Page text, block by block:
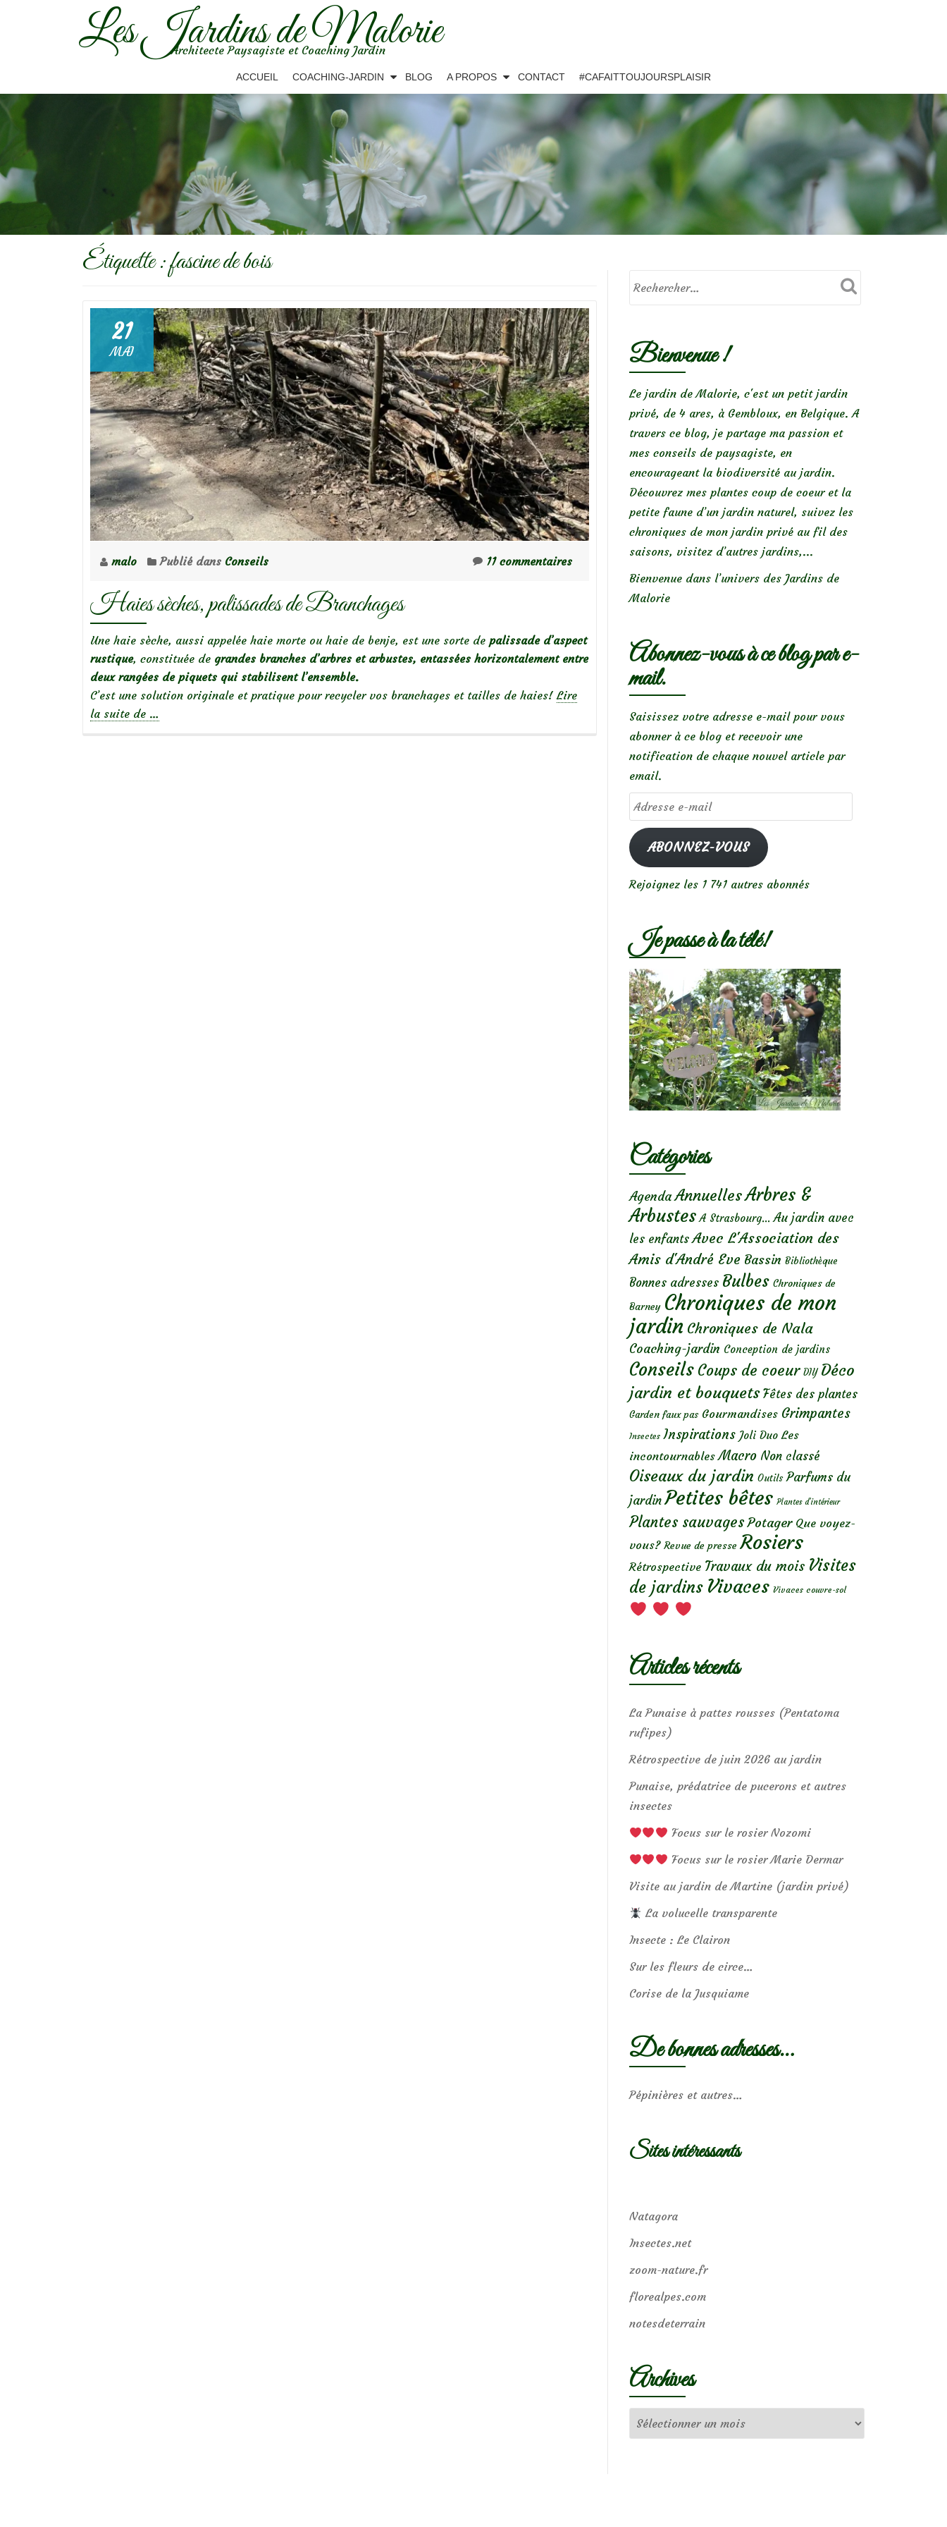
Les Jardins de Malorie
Architecte Paysagiste et Coaching Jardin
ACCUEIL COACHING-JARDIN BLOG A PROPOS CONTACT #CAFAITTOUJOURSPLAISIR
Étiquette :fascine de bois
21
MAI
malo Publié dans Conseils 11 commentaires
Haies sèches, palissades de Branchages
Une haie sèche, aussi appelée haie morte ou haie de benje, est une sorte de palissade d’aspect
rustique, constituée de grandes branches d’arbres et arbustes, entassées horizontalement entre
deux rangées de piquets qui stabilisent l’ensemble.
C’est une solution originale et pratique pour recycler vos branchages et tailles de haies! Lire
la suite de …
Bienvenue !
Le jardin de Malorie, c'est un petit jardin
privé, de 4 ares, à Gembloux, en Belgique. A
travers ce blog, je partage ma passion et
mes conseils de paysagiste, en
encourageant la biodiversité au jardin.
Découvrez mes plantes coup de coeur et la
petite faune d’un jardin naturel, suivez les
chroniques de mon jardin privé au fil des
saisons, visitez d’autres jardins,...
Bienvenue dans l’univers des Jardins de
Malorie
Abonnez-vous à ce blog par e-
mail.
Saisissez votre adresse e-mail pour vous
abonner à ce blog et recevoir une
notification de chaque nouvel article par
email.
Adresse
e-
mailABONNEZ-VOUS
Rejoignez les 1 741 autres abonnés
Je passe à la télé!
Catégories
Agenda AnnuellesArbres &
Arbustes A Strasbourg... Au jardin avec
les enfants Avec L'Association des
Amis d'André Eve Bassin Bibliothèque
Bonnes adresses Bulbes Chroniques de
Barney Chroniques de mon
jardin Chroniques de Nala
Coaching-jardin Conception de jardins
Conseils Coups de coeur DIY Déco
jardin et bouquets Fêtes des plantes
Garden faux pas Gourmandises Grimpantes
Insectes Inspirations Joli Duo Les
incontournables Macro Non classé
Oiseaux du jardin Outils Parfums du
jardin Petites bêtes Plantes d’intérieur
Plantes sauvages Potager Que voyez-
vous? Revue de presse Rosiers
Rétrospective Travaux du mois Visites
de jardins Vivaces Vivaces couvre-sol
Articles récents
La Punaise à pattes rousses (Pentatoma
rufipes)
Rétrospective de juin 2026 au jardin
Punaise, prédatrice de pucerons et autres
insectes
Focus sur le rosier Nozomi
Focus sur le rosier Marie Dermar
Visite au jardin de Martine (jardin privé)
La volucelle transparente
Insecte : Le Clairon
Sur les fleurs de circe…
Corise de la Jusquiame
De bonnes adresses…
Pépinières et autres…
Sites intéressants
Natagora
Insectes.net
zoom-nature.fr
florealpes.com
notesdeterrain
Archives
Archives